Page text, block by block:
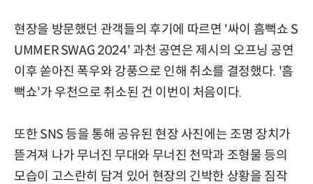
현장을 방문했던 관객들의 후기에 따르면 '싸이 흠뻑쇼 S
UMMER SWAG 2024' 과천 공연은 제시의 오프닝 공연
이후 쏟아진 폭우와 강풍으로 인해 취소를 결정했다. '흠
뻑쇼'가 우천으로 취소된 건 이번이 처음이다.
또한 SNS 등을 통해 공유된 현장 사진에는 조명 장치가
뜯겨져 나가 무너진 무대와 무너진 천막과 조형물 등의
모습이 고스란히 담겨 있어 현장의 긴박한 상황을 짐작